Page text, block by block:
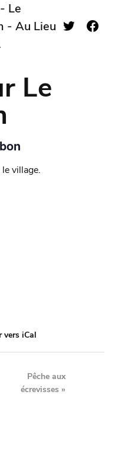
- Le
- Au Lieu
Le
village.
vers iCal
Pêche aux
écrevisses»